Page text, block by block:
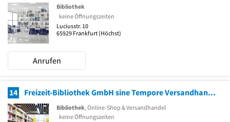
Bibliothek
keine Öffnungszeiten
Luciusstr. 10
65929 Frankfurt (Höchst)
Anrufen
14 Freizeit-Bibliothek GmbH sine Tempore Versandhandel
Bibliothek, Online-Shop & Versandhandel
keine Öffnungszeiten